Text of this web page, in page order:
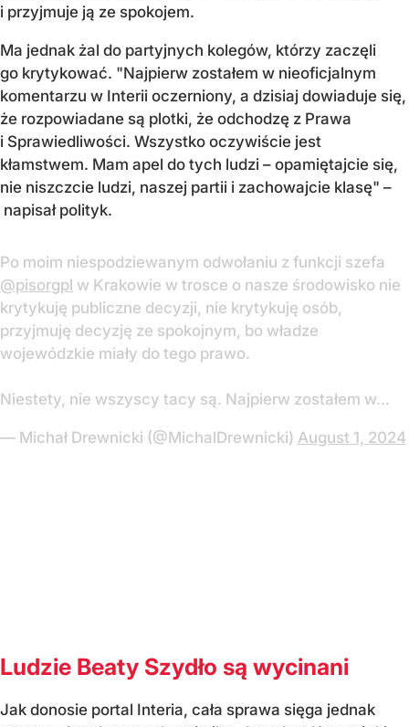
i przyjmuje ją ze spokojem.
Ma jednak żal do partyjnych kolegów, którzy zaczęli
go krytykować. "Najpierw zostałem w nieoficjalnym
komentarzu w Interii oczerniony, a dzisiaj dowiaduje się,
że rozpowiadane są plotki, że odchodzę z Prawa
i Sprawiedliwości. Wszystko oczywiście jest
kłamstwem. Mam apel do tych ludzi – opamiętajcie się,
nie niszczcie ludzi, naszej partii i zachowajcie klasę" –
napisał polityk.
Po moim niespodziewanym odwołaniu z funkcji szefa
@pisorgpl w Krakowie w trosce o nasze środowisko nie
krytykuję publiczne decyzji, nie krytykuję osób,
przyjmuję decyzję ze spokojnym, bo władze
wojewódzkie miały do tego prawo.
Niestety, nie wszyscy tacy są. Najpierw zostałem w…
— Michał Drewnicki (@MichalDrewnicki) August 1, 2024
Ludzie Beaty Szydło są wycinani
Jak donosie portal Interia, cała sprawa sięga jednak